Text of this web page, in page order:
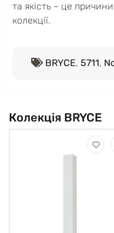
та якість – це причини
колекції.
BRYCE, 5711,
Колекція BRYCE